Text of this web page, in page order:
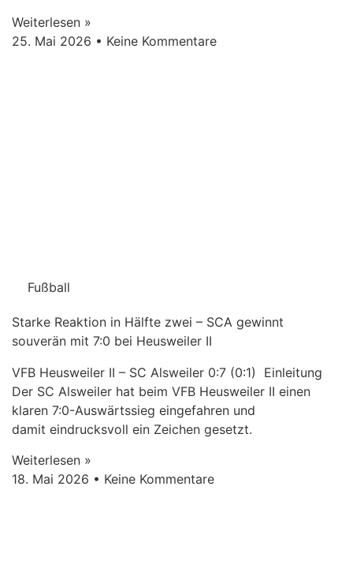
Weiterlesen »
25. Mai 2026
Keine Kommentare
Fußball
Starke Reaktion in Hälfte zwei – SCA gewinnt
souverän mit 7:0 bei Heusweiler II
VFB Heusweiler II – SC Alsweiler 0:7 (0:1) Einleitung
Der SC Alsweiler hat beim VFB Heusweiler II einen
klaren 7:0-Auswärtssieg eingefahren und
damit eindrucksvoll ein Zeichen gesetzt.
Weiterlesen »
18. Mai 2026
Keine Kommentare